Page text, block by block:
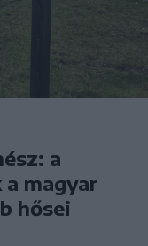
a
magyar
hősei